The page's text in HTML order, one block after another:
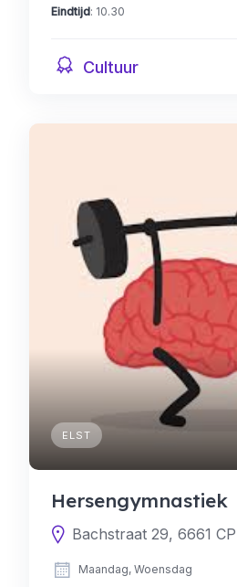
Eindtijd: 10.30
Cultuur
ELST
Hersengymnastiek
Bachstraat 29, 6661
Maandag, Woensdag